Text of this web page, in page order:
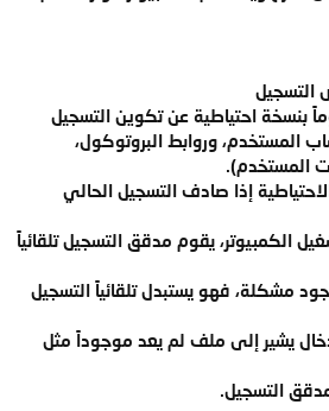
التسجيل
بنسخة احتياطية عن تكوين التسجيل
المستخدم، وروابط البروتوكول،
المستخدم).
إذا صادف التسجيل الحالي
الكمبيوتر، يقوم مدقق التسجيل تلقائياً
مشكلة، فهو يستبدل تلقائياً التسجيل
يشير إلى ملف لم يعد موجوداً مثل
التسجيل.